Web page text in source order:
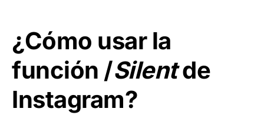
¿Cómo usar la
función /Silentde
Instagram?